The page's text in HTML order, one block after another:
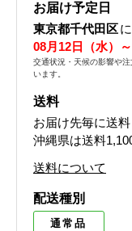
お届け予定日
東京都千代田区
08月12日（水）
交通状況・天候の影響や
います。
送料
お届け先毎に送料
沖縄県は送料
送料について
配送種別
通常品